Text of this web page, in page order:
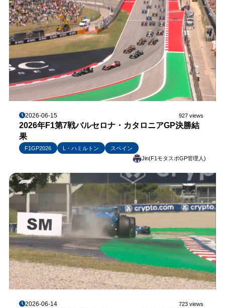
2026-06-15 927 views
2026年F1第7戦バルセロナ・カタロニアGP決勝結
果
F1GP2026 L・ハミルトン
スペイン
Jin(F1モタスポGP管理人)
2026-06-14 723 views